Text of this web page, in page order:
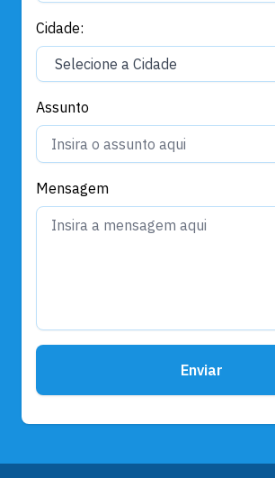
Cidade:
Assunto
Mensagem
Enviar